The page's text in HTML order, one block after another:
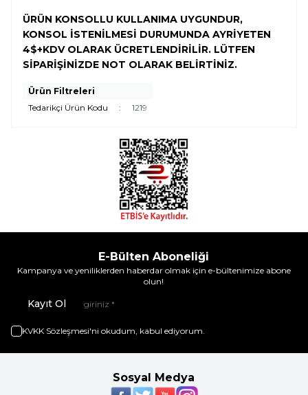
ÜRÜN KONSOLLU KULLANIMA UYGUNDUR,
KONSOL İSTENİLMESİ DURUMUNDA AYRİYETEN
4$+KDV OLARAK ÜCRETLENDİRİLİR. LÜTFEN
SİPARİŞİNİZDE NOT OLARAK BELİRTİNİZ.
Ürün Filtreleri
Tedarikçi Ürün Kodu
: 1219
E-Bülten Aboneliği
Kampanya ve yeniliklerden haberdar olmak için e-bültenimize abone
olun!
Kayıt Ol
KVKK Sözleşmesi'ni okudum, kabul ediyorum.
Sosyal Medya